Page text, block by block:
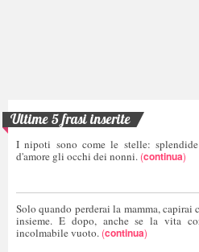
Ultime 5 frasi inserite
I nipoti sono come le stelle:
d'amore gli occhi dei nonni. (continua)
Solo quando perderai la mamma,
insieme. E dopo, anche se la vita
incolmabile vuoto. (continua)